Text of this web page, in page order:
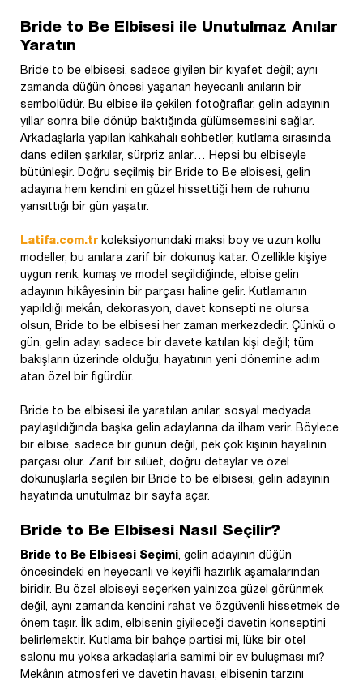
Bride to Be Elbisesi ile Unutulmaz Anılar
Yaratın
Bride to be elbisesi, sadece giyilen bir kıyafet değil; aynı
zamanda düğün öncesi yaşanan heyecanlı anıların bir
sembolüdür. Bu elbise ile çekilen fotoğraflar, gelin adayının
yıllar sonra bile dönüp baktığında gülümsemesini sağlar.
Arkadaşlarla yapılan kahkahalı sohbetler, kutlama sırasında
dans edilen şarkılar, sürpriz anlar… Hepsi bu elbiseyle
bütünleşir. Doğru seçilmiş bir Bride to Be elbisesi, gelin
adayına hem kendini en güzel hissettiği hem de ruhunu
yansıttığı bir gün yaşatır.
Latifa.com.tr koleksiyonundaki maksi boy ve uzun kollu
modeller, bu anılara zarif bir dokunuş katar. Özellikle kişiye
uygun renk, kumaş ve model seçildiğinde, elbise gelin
adayının hikâyesinin bir parçası haline gelir. Kutlamanın
yapıldığı mekân, dekorasyon, davet konsepti ne olursa
olsun, Bride to be elbisesi her zaman merkezdedir. Çünkü o
gün, gelin adayı sadece bir davete katılan kişi değil; tüm
bakışların üzerinde olduğu, hayatının yeni dönemine adım
atan özel bir figürdür.
Bride to be elbisesi ile yaratılan anılar, sosyal medyada
paylaşıldığında başka gelin adaylarına da ilham verir. Böylece
bir elbise, sadece bir günün değil, pek çok kişinin hayalinin
parçası olur. Zarif bir silüet, doğru detaylar ve özel
dokunuşlarla seçilen bir Bride to be elbisesi, gelin adayının
hayatında unutulmaz bir sayfa açar.
Bride to Be Elbisesi Nasıl Seçilir?
Bride to Be Elbisesi Seçimi, gelin adayının düğün
öncesindeki en heyecanlı ve keyifli hazırlık aşamalarından
biridir. Bu özel elbiseyi seçerken yalnızca güzel görünmek
değil, aynı zamanda kendini rahat ve özgüvenli hissetmek de
önem taşır. İlk adım, elbisenin giyileceği davetin konseptini
belirlemektir. Kutlama bir bahçe partisi mi, lüks bir otel
salonu mu yoksa arkadaşlarla samimi bir ev buluşması mı?
Mekânın atmosferi ve davetin havası, elbisenin tarzını